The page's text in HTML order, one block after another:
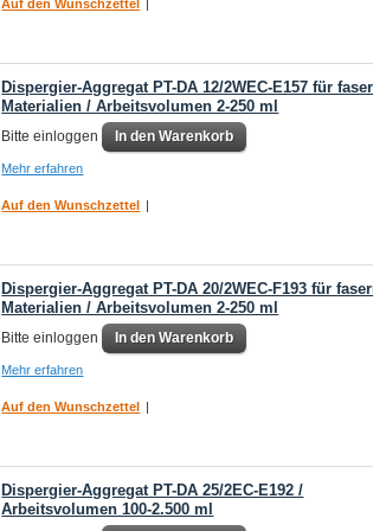
Auf den Wunschzettel
Dispergier-Aggregat PT-DA 12/2WEC-E157 für
Materialien / Arbeitsvolumen 2-250 ml
Bitte einloggen In den Warenkorb
Mehr erfahren
Auf den Wunschzettel |
Dispergier-Aggregat PT-DA 20/2WEC-F193 für
Materialien / Arbeitsvolumen 2-250 ml
Bitte einloggen In den Warenkorb
Mehr erfahren
Auf den Wunschzettel |
Dispergier-Aggregat PT-DA 25/2EC-E192 /
Arbeitsvolumen 100-2.500 ml